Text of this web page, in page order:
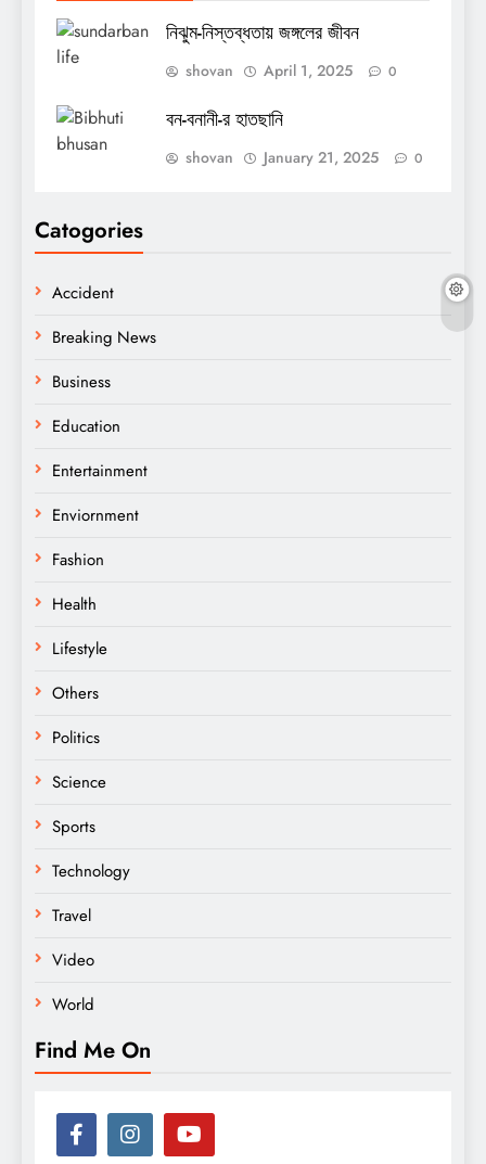
নিঝুম-নিস্তব্ধতায় জঙ্গলের জীবন
shovan April 1, 2025 0
বন-বনানী-র হাতছানি
shovan January 21, 2025 0
Catogories
Accident
Breaking News
Business
Education
Entertainment
Enviornment
Fashion
Health
Lifestyle
Others
Politics
Science
Sports
Technology
Travel
Video
World
Find Me On